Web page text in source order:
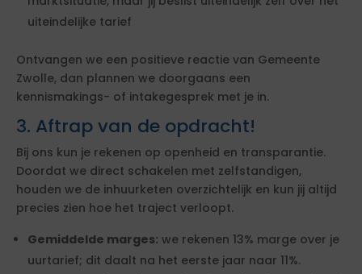
uiteindelijke tarief
Ontvangen we een positieve reactie van Gemeente
Zwolle, dan plannen we doorgaans een
kennismakings- of intakegesprek met je in.
3. Aftrap van de opdracht!
Bij ons kun je rekenen op openheid en transparantie.
Doordat we direct schakelen met zelfstandigen,
houden we de inhuurketen overzichtelijk en kun jij altijd
precies zien hoe het traject verloopt.
Gemiddelde marges: we rekenen 13% marge over je
uurtarief; dit daalt na het eerste jaar naar 11%.